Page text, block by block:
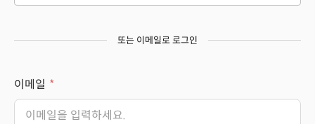
또는 이메일로 로그인
이메일